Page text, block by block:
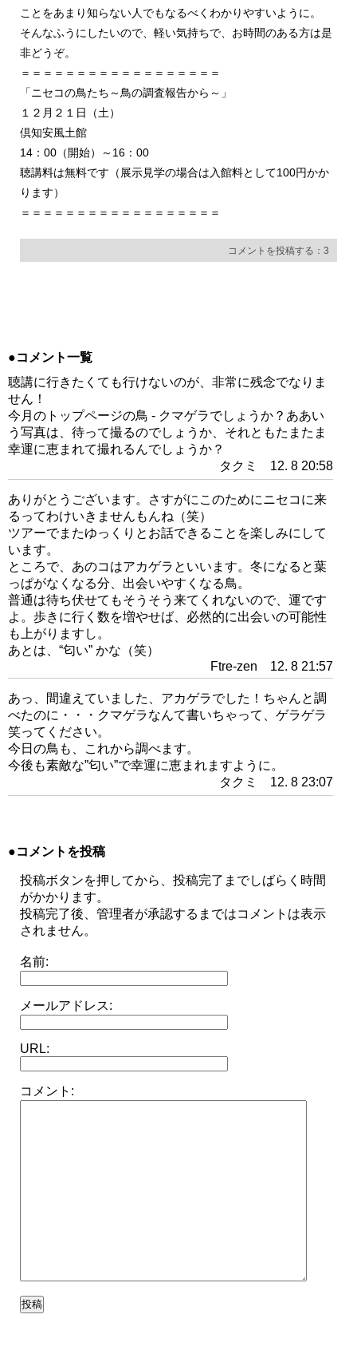
ことをあまり知らない人でもなるべくわかりやすいように。
そんなふうにしたいので、軽い気持ちで、お時間のある方は是
非どうぞ。
＝＝＝＝＝＝＝＝＝＝＝＝＝＝＝＝＝＝
「ニセコの鳥たち～鳥の調査報告から～」
１２月２１日（土）
倶知安風土館
14：00（開始）～16：00
聴講料は無料です（展示見学の場合は入館料として100円かか
ります）
＝＝＝＝＝＝＝＝＝＝＝＝＝＝＝＝＝＝
コメントを投稿する：3
●コメント一覧
聴講に行きたくても行けないのが、非常に残念でなりま
せん！
今月のトップページの鳥 - クマゲラでしょうか？ああい
う写真は、待って撮るのでしょうか、それともたまたま
幸運に恵まれて撮れるんでしょうか？
タクミ 12. 8 20:58
ありがとうございます。さすがにこのためにニセコに来
るってわけいきませんもんね（笑）
ツアーでまたゆっくりとお話できることを楽しみにして
います。
ところで、あのコはアカゲラといいます。冬になると葉
っぱがなくなる分、出会いやすくなる鳥。
普通は待ち伏せてもそうそう来てくれないので、運です
よ。歩きに行く数を増やせば、必然的に出会いの可能性
も上がりますし。
あとは、“匂い” かな（笑）
Ftre-zen 12. 8 21:57
あっ、間違えていました、アカゲラでした！ちゃんと調
べたのに・・・クマゲラなんて書いちゃって、ゲラゲラ
笑ってください。
今日の鳥も、これから調べます。
今後も素敵な”匂い”で幸運に恵まれますように。
タクミ 12. 8 23:07
●コメントを投稿
投稿ボタンを押してから、投稿完了までしばらく時間
がかかります。
投稿完了後、管理者が承認するまではコメントは表示
されません。
名前:
メールアドレス:
URL:
コメント: